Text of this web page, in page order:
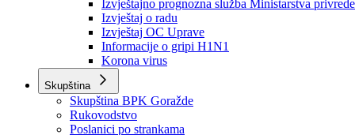
Obavještenja i izvještaji
Obavještenja Vlade
Izvještajno prognozna služba Ministarstva privrede
Izvještaj o radu
Izvještaj OC Uprave
Informacije o gripi H1N1
Korona virus
Skupština